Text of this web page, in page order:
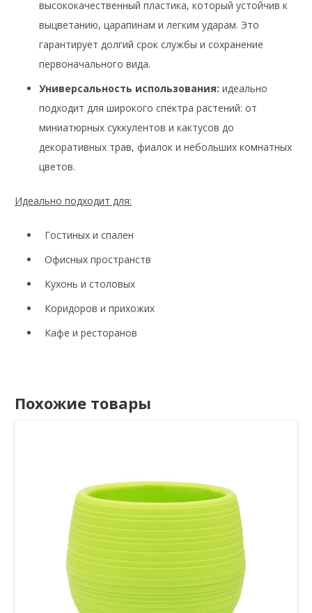
высококачественный пластика, который устойчив к
выцветанию, царапинам и легким ударам. Это
гарантирует долгий срок службы и сохранение
первоначального вида.
Универсальность использования: идеально
подходит для широкого спектра растений: от
миниатюрных суккулентов и кактусов до
декоративных трав, фиалок и небольших комнатных
цветов.
Идеально подходит для:
Гостиных и спален
Офисных пространств
Кухонь и столовых
Коридоров и прихожих
Кафе и ресторанов
Похожие товары